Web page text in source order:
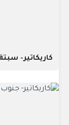
كاريكاتير- سبتة